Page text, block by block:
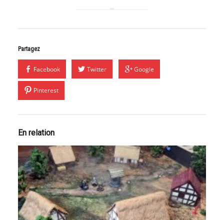
Partagez
Facebook Twitter Google
Pinterest
En relation